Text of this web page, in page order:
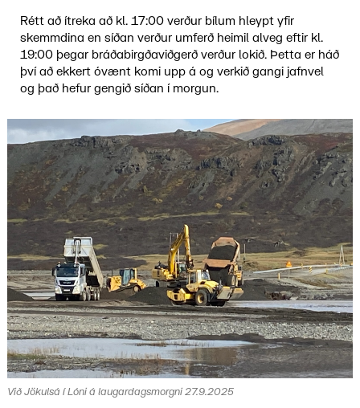
Rétt að ítreka að kl. 17:00 verður bílum hleypt yfir
skemmdina en síðan verður umferð heimil alveg eftir kl.
19:00 þegar bráðabirgðaviðgerð verður lokið. Þetta er háð
því að ekkert óvænt komi upp á og verkið gangi jafnvel
og það hefur gengið síðan í morgun.
Við Jökulsá í Lóni á laugardagsmorgni 27.9.2025